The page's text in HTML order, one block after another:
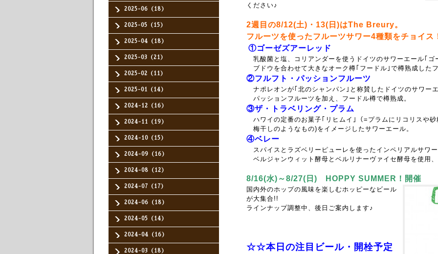
2025-06（18）
2025-05（15）
2025-04（18）
2025-03（21）
2025-02（11）
2025-01（14）
2024-12（16）
2024-11（19）
2024-10（15）
2024-09（16）
2024-08（12）
2024-07（17）
2024-06（18）
2024-05（14）
2024-04（16）
2024-03（18）
ください♪
2週目の8/12(土)・13(日)はThe Breury。
フルーツを使ったフルーツサワー4種類をチョイス
①ゴーゼズアーレッド
乳酸菌と塩、コリアンダーを使うドイツのサワーエール｢ゴ
ブドウを合わせて大きなオーク樽｢フードル｣で樽熟成した
②フルフト・パッションフルーツ
ナポレオンが｢北のシャンパン｣と称賛したドイツのサワー
パッションフルーツを加え、フードル樽で樽熟成。
③ザ・トラベリング・プラム
ハワイの定番のお菓子｢リヒムイ｣（=プラムにリコリスや
梅干しのようなもの)を イメージしたサワーエール。
④ベレー
スパイスとラズベリーピューレを使ったインペリアルサワ
ベルジャンウィット酵母とベルリナーヴァイセ酵母を使用
8/16(水)～8/27(日) HOPPY SUMMER！開催
国内外のホップの風味を楽しむホッピーなビール
が大集合!!
ラインナップ調整中、後日ご案内します♪
☆☆本日の注目ビール・開栓予定